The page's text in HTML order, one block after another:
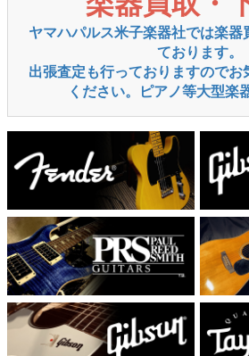
ヤマハパルス米子楽器社では楽器
ております。
出張査定も行っておりますのでお
ください。ピアノ等大型楽